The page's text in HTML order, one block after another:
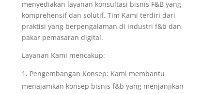
menyediakan layanan konsultasi bisnis F&B yang
komprehensif dan solutif. Tim Kami terdiri dari
praktisi yang berpengalaman di industri f&b dan
pakar pemasaran digital.
Layanan Kami mencakup:
Pengembangan Konsep: Kami membantu
menajamkan konsep bisnis f&b yang menjanjikan